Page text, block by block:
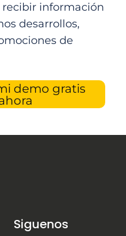
recibir información
desarrollos,
de
demo gratis
Siguenos